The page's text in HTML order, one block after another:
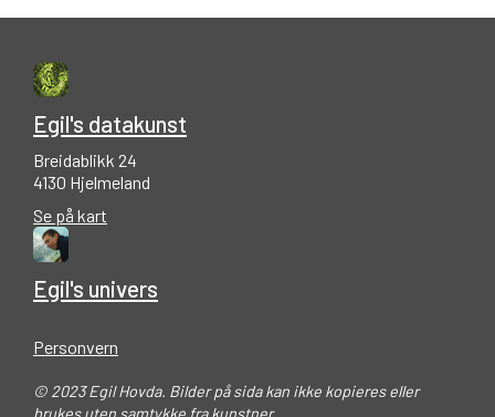
Egil's datakunst
Breidablikk 24
4130 Hjelmeland
Se på kart
Egil's univers
Personvern
© 2023 Egil Hovda. Bilder på sida kan ikke kopieres eller
brukes uten samtykke fra kunstner.